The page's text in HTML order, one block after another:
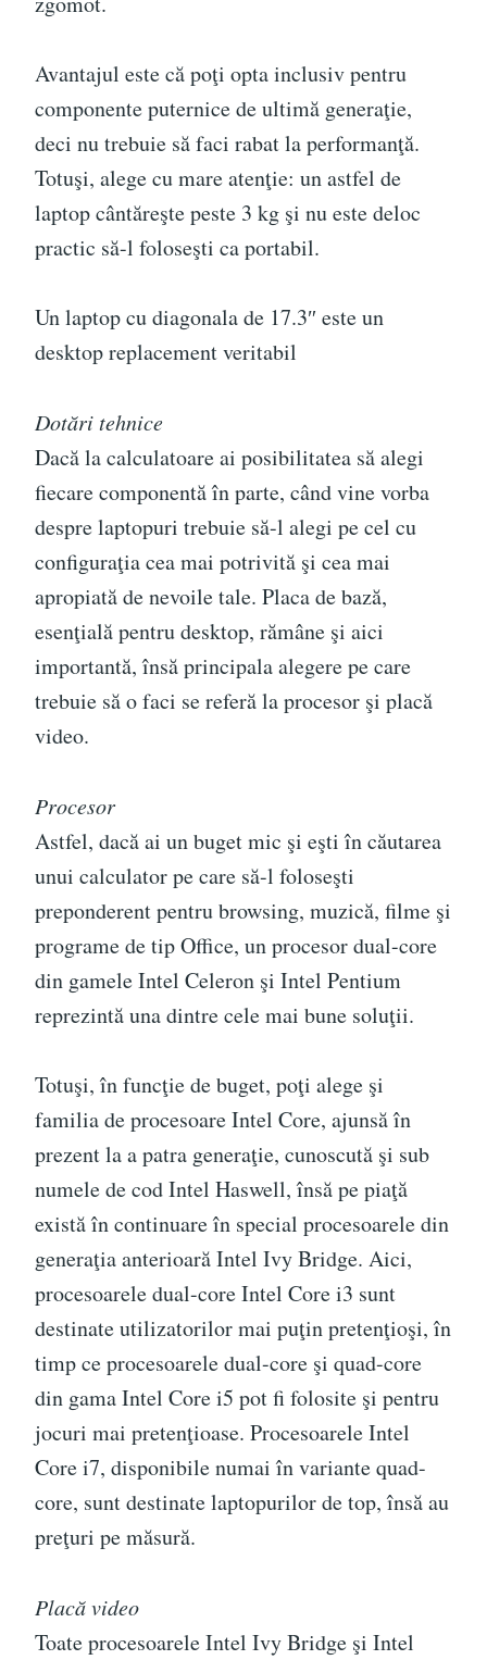
Avantajul este că poţi opta inclusiv pentru
componente puternice de ultimă generaţie,
deci nu trebuie să faci rabat la performanţă.
Totuşi, alege cu mare atenţie: un astfel de
laptop cântăreşte peste 3 kg şi nu este deloc
practic să-l foloseşti ca portabil.
Un laptop cu diagonala de 17.3″ este un
desktop replacement veritabil
Dotări tehnice
Dacă la calculatoare ai posibilitatea să alegi
fiecare componentă în parte, când vine vorba
despre laptopuri trebuie să-l alegi pe cel cu
configuraţia cea mai potrivită şi cea mai
apropiată de nevoile tale. Placa de bază,
esenţială pentru desktop, rămâne şi aici
importantă, însă principala alegere pe care
trebuie să o faci se referă la procesor şi placă
video.
Procesor
Astfel, dacă ai un buget mic şi eşti în căutarea
unui calculator pe care să-l foloseşti
preponderent pentru browsing, muzică, filme şi
programe de tip Office, un procesor dual-core
din gamele Intel Celeron şi Intel Pentium
reprezintă una dintre cele mai bune soluţii.
Totuşi, în funcţie de buget, poţi alege şi
familia de procesoare Intel Core, ajunsă în
prezent la a patra generaţie, cunoscută şi sub
numele de cod Intel Haswell, însă pe piaţă
există în continuare în special procesoarele din
generaţia anterioară Intel Ivy Bridge. Aici,
procesoarele dual-core Intel Core i3 sunt
destinate utilizatorilor mai puţin pretenţioşi, în
timp ce procesoarele dual-core şi quad-core
din gama Intel Core i5 pot fi folosite şi pentru
jocuri mai pretenţioase. Procesoarele Intel
Core i7, disponibile numai în variante quad-
core, sunt destinate laptopurilor de top, însă au
preţuri pe măsură.
Placă video
Toate procesoarele Intel Ivy Bridge şi Intel